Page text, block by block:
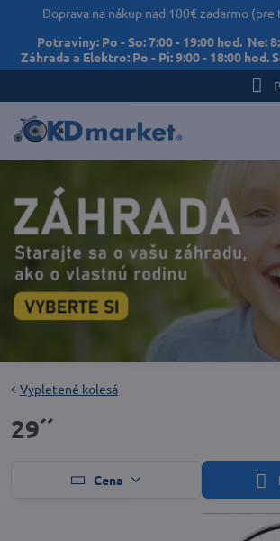
Doprava na nákup nad 100€ zadarmo (pre
Potraviny: Po - So: 7:00 - 19:00 hod. Ne:
Záhrada a Elektro: Po - Pi: 9:00 - 18:00 hod.
Vypletené kolesá
29´´
Cena